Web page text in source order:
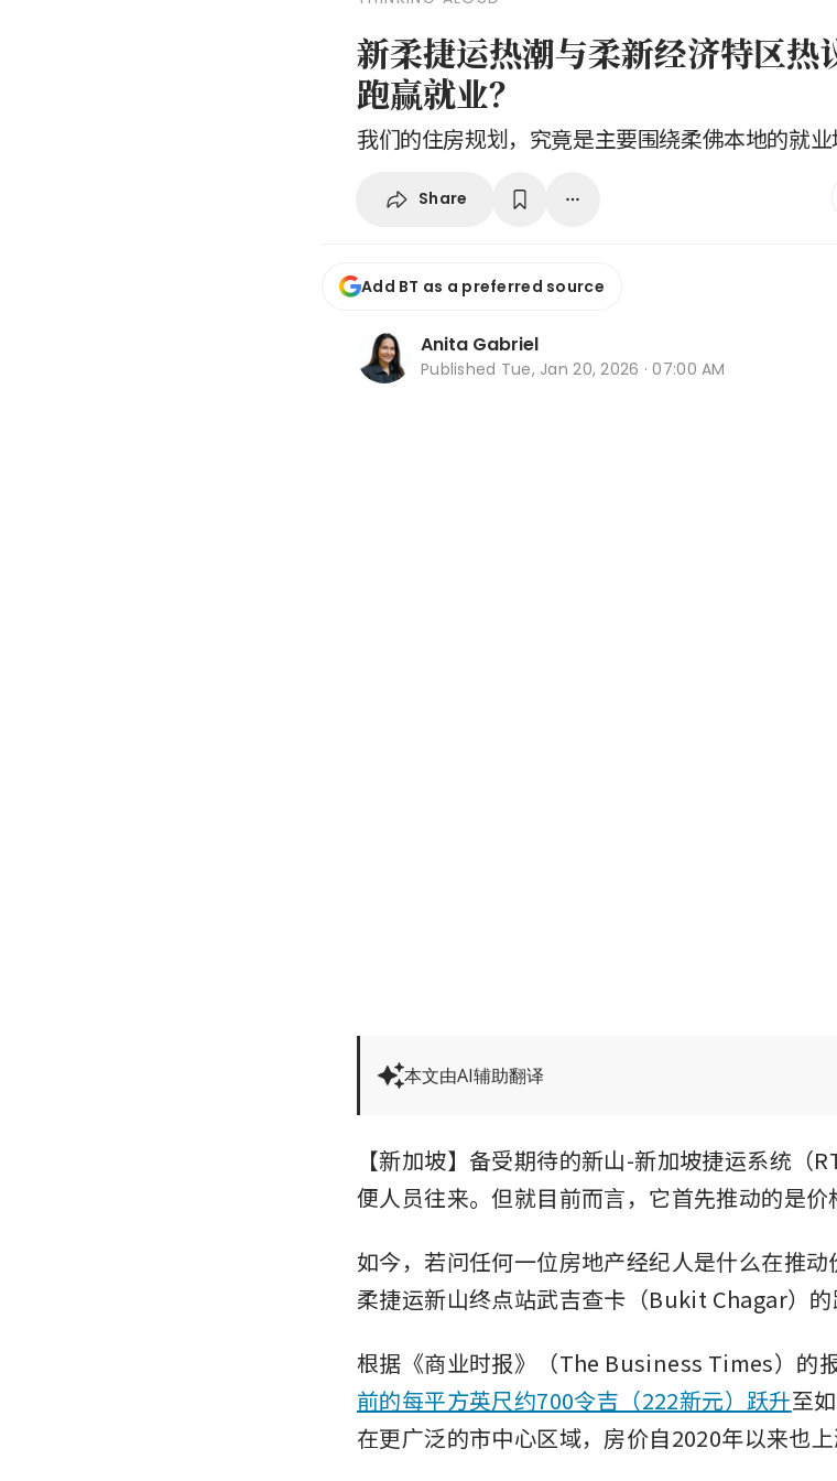
新柔捷运热潮与柔新经济特区热
跑赢就业？
我们的住房规划，究竟是主要围绕柔佛本地的就业
Share
Add BT as a preferred source
Anita Gabriel
Published Tue, Jan 20, 2026 · 07:00 AM
本文由AI辅助翻译
【新加坡】备受期待的新山-新加坡捷运系统（
便人员往来。但就目前而言，它首先推动的是价
如今，若问任何一位房地产经纪人是什么在推
柔捷运新山终点站武吉查卡（Bukit Chagar）的
根据《商业时报》（The Business Times）的报
前的每平方英尺约700令吉（222新元）跃升至
在更广泛的市中心区域，房价自2020年以来也上